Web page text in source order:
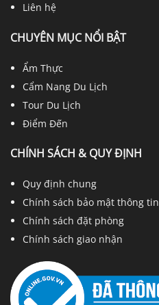
Liên hệ
CHUYÊN MỤC NỔI BẬT
Ẩm Thực
Cẩm Nang Du Lịch
Tour Du Lịch
Điểm Đến
CHÍNH SÁCH & QUY ĐỊNH
Quy định chung
Chính sách bảo mật thông tin
Chính sách đặt phòng
Chính sách giao nhận